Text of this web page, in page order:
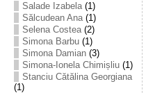
Salade Izabela(1)
Sălcudean Ana(1)
Selena Costea(2)
Simona Barbu(1)
Simona Damian(3)
Simona-Ionela Chimișliu(1)
Stanciu Cătălina Georgiana
(1)